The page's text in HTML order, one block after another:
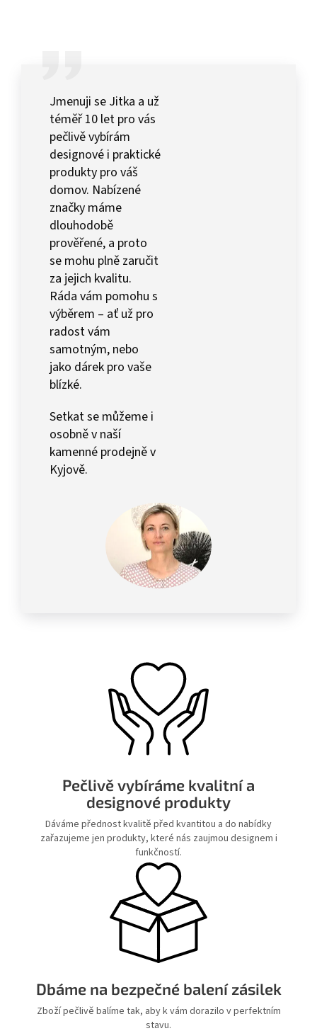
Jmenuji se Jitka a už
téměř 10 let pro vás
pečlivě vybírám
designové i praktické
produkty pro váš
domov. Nabízené
značky máme
dlouhodobě
prověřené, a proto
se mohu plně zaručit
za jejich kvalitu.
Ráda vám pomohu s
výběrem – ať už pro
radost vám
samotným, nebo
jako dárek pro vaše
blízké.
Setkat se můžeme i
osobně v naší
kamenné prodejně v
Kyjově.
Pečlivě vybíráme kvalitní a
designové produkty
Dáváme přednost kvalitě před kvantitou a do nabídky
zařazujeme jen produkty, které nás zaujmou designem i
funkčností.
Dbáme na bezpečné balení zásilek
Zboží pečlivě balíme tak, aby k vám dorazilo v perfektním
stavu.